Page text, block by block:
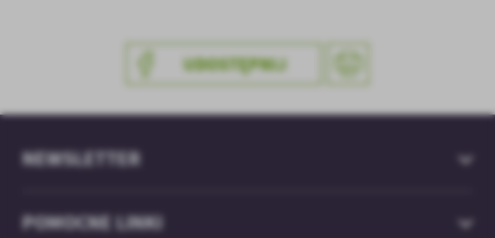
UDOSTĘPNIJ
POMOCNE LINKI
NEWSLETTER